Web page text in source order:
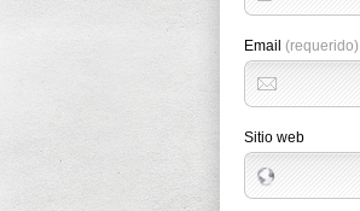
Email (requerido)
Sitio web